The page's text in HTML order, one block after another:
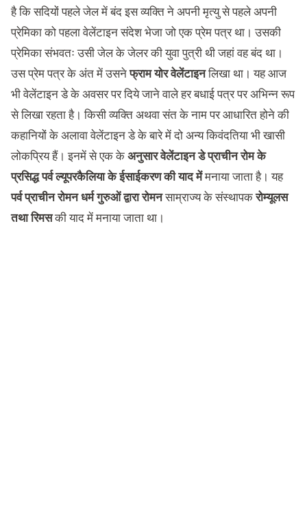
है कि सदियों पहले जेल में बंद इस व्यक्ति ने अपनी मृत्यु से पहले अपनी
प्रेमिका को पहला वेलेंटाइन संदेश भेजा जो एक प्रेम पत्र था। उसकी
प्रेमिका संभवतः उसी जेल के जेलर की युवा पुत्री थी जहां वह बंद था।
उस प्रेम पत्र के अंत में उसनेफ्राम योर वेलेंटाइनलिखा था। यह आज
भी वेलेंटाइन डे के अवसर पर दिये जाने वाले हर बधाई पत्र पर अभिन्न रूप
से लिखा रहता है। किसी व्यक्ति अथवा संत के नाम पर आधारित होने की
कहानियों के अलावा वेलेंटाइन डे के बारे में दो अन्य किवंदतिया भी खासी
लोकप्रिय हैं। इनमें से एक केअनुसार वेलेंटाइन डे प्राचीन रोम के
प्रसिद्ध पर्व ल्यूपरकैलिया के ईसाईकरण की याद मेंमनाया जाता है। यह
पर्व प्राचीन रोमन धर्म गुरुओं द्वारा रोमनसाम्राज्य के संस्थापकरोम्यूलस
तथा रिमसकी याद में मनाया जाता था।